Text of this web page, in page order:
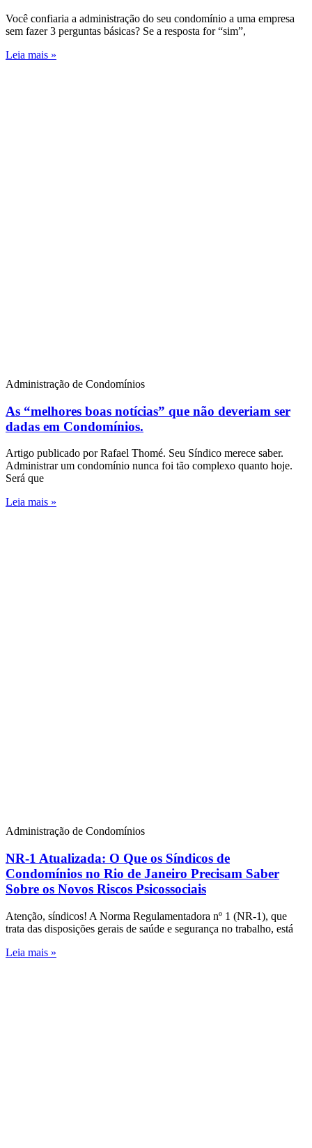
Você confiaria a administração do seu condomínio a uma empresa
sem fazer 3 perguntas básicas? Se a resposta for “sim”,
Leia mais »
Administração de Condomínios
As “melhores boas notícias” que não deveriam ser
dadas em Condomínios.
Artigo publicado por Rafael Thomé. Seu Síndico merece saber.
Administrar um condomínio nunca foi tão complexo quanto hoje.
Será que
Leia mais »
Administração de Condomínios
NR-1 Atualizada: O Que os Síndicos de
Condomínios no Rio de Janeiro Precisam Saber
Sobre os Novos Riscos Psicossociais
Atenção, síndicos! A Norma Regulamentadora nº 1 (NR-1), que
trata das disposições gerais de saúde e segurança no trabalho, está
Leia mais »